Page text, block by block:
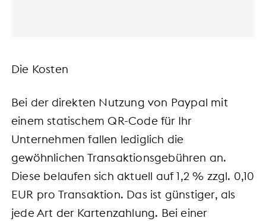
Die Kosten
Bei der direkten Nutzung von Paypal mit
einem statischem QR-Code für Ihr
Unternehmen fallen lediglich die
gewöhnlichen Transaktionsgebühren an.
Diese belaufen sich aktuell auf 1,2 % zzgl. 0,10
EUR pro Transaktion. Das ist günstiger, als
jede Art der Kartenzahlung. Bei einer